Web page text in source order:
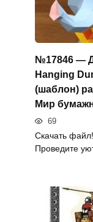
№17846 —
Hanging
(шаблон)
Мир
69
Скачать
Проведите